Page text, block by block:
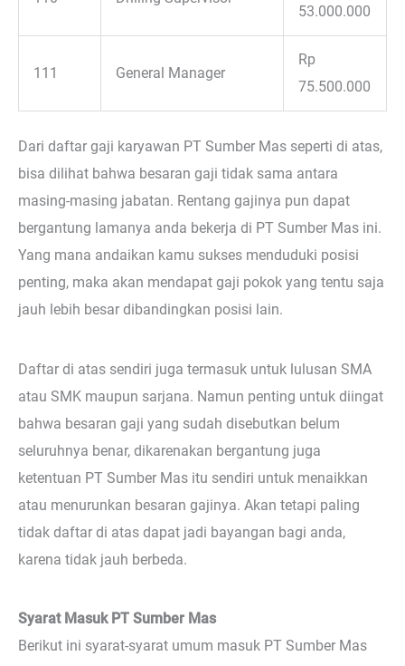
53.000.000
111 General Manager
Rp
75.500.000
Dari daftar gaji karyawan PT Sumber Mas seperti di atas,
bisa dilihat bahwa besaran gaji tidak sama antara
masing-masing jabatan. Rentang gajinya pun dapat
bergantung lamanya anda bekerja di PT Sumber Mas ini.
Yang mana andaikan kamu sukses menduduki posisi
penting, maka akan mendapat gaji pokok yang tentu saja
jauh lebih besar dibandingkan posisi lain.
Daftar di atas sendiri juga termasuk untuk lulusan SMA
atau SMK maupun sarjana. Namun penting untuk diingat
bahwa besaran gaji yang sudah disebutkan belum
seluruhnya benar, dikarenakan bergantung juga
ketentuan PT Sumber Mas itu sendiri untuk menaikkan
atau menurunkan besaran gajinya. Akan tetapi paling
tidak daftar di atas dapat jadi bayangan bagi anda,
karena tidak jauh berbeda.
Syarat Masuk PT Sumber Mas
Berikut ini syarat-syarat umum masuk PT Sumber Mas